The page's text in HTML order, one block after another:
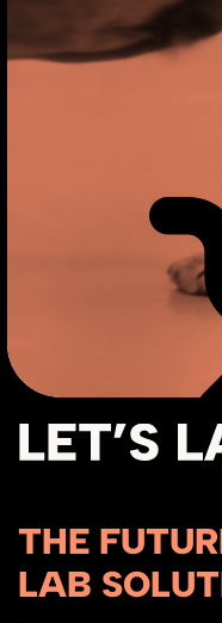
THE
LAB